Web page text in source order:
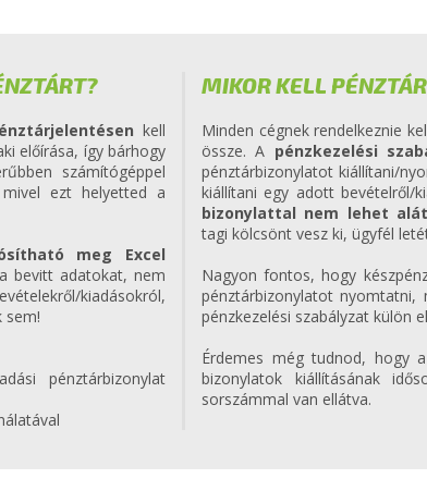
kell
előírása, így bárhogy
számítógéppel
ezt helyetted a
meg Excel
bevitt adatokat, nem
kiadásokról,
sem!
pénztárbizonylat
MIKOR KELL
Minden cégnek rendelkeznie
össze. A pénzkezelési
pénztárbizonylatot kiállítani/
kiállítani egy adott bevételről/
bizonylattal nem lehet
tagi kölcsönt vesz ki, ügyfél
Nagyon fontos, hogy
pénztárbizonylatot
pénzkezelési szabályzat külön
Érdemes még tudnod, hogy
bizonylatok kiállításának
sorszámmal van ellátva.